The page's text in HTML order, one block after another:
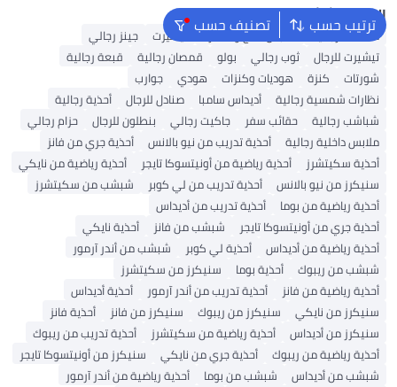
ترتيب حسب تصنيف حسب البحث الشائع
محفظة رجالية ملابس الحج والعمرة تيشيرت
جينز رجالي
تيشيرت للرجال
ثوب رجالي بولو قمصان رجالية
قبعة رجالية
شورتات
كنزة هوديات وكنزات هودي
جوارب
نظارات شمسية رجالية
أديداس سامبا صنادل للرجال
أحذية رجالية
شباشب رجالية
حقائب سفر جاكيت رجالي بنطلون للرجال
حزام رجالي
ملابس داخلية رجالية
أحذية تدريب من نيو بالانس
أحذية جري من فانز
أحذية سكيتشرز
أحذية رياضية من أونيتسوكا تايجر
أحذية رياضية من نايكي
سنيكرز من نيو بالانس
أحذية تدريب من لي كوبر
شبشب من سكيتشرز
أحذية رياضية من بوما
أحذية تدريب من أديداس
أحذية جري من أونيتسوكا تايجر
شبشب من فانز
أحذية نايكي
أحذية رياضية من أديداس
أحذية لي كوبر
شبشب من أندر آرمور
شبشب من ريبوك
أحذية بوما
سنيكرز من سكيتشرز
أحذية رياضية من فانز
أحذية تدريب من أندر آرمور
أحذية أديداس
سنيكرز من نايكي
سنيكرز من ريبوك سنيكرز من فانز
أحذية فانز
سنيكرز من أديداس
أحذية رياضية من سكيتشرز
أحذية تدريب من ريبوك
أحذية رياضية من ريبوك
أحذية جري من نايكي
سنيكرز من أونيتسوكا تايجر
شبشب من أديداس
شبشب من بوما
أحذية رياضية من أندر آرمور